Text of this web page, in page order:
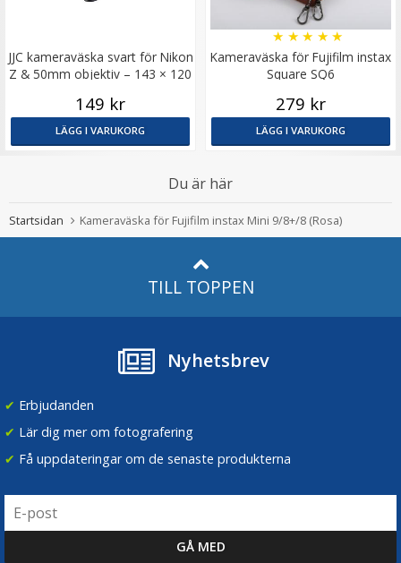
JJC kameraväska svart för Nikon
Z & 50mm objektiv – 143 × 120
149 kr
LÄGG I VARUKORG
Kameraväska för Fujifilm instax
Square SQ6
★★★★★
279 kr
LÄGG I VARUKORG
Du är här
Startsidan Kameraväska för Fujifilm instax Mini 9/8+/8 (Rosa)
TILL TOPPEN
Nyhetsbrev
✔ Erbjudanden
✔ Lär dig mer om fotografering
✔ Få uppdateringar om de senaste produkterna